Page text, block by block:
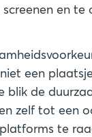
en
een
blik de
zelf tot een
te